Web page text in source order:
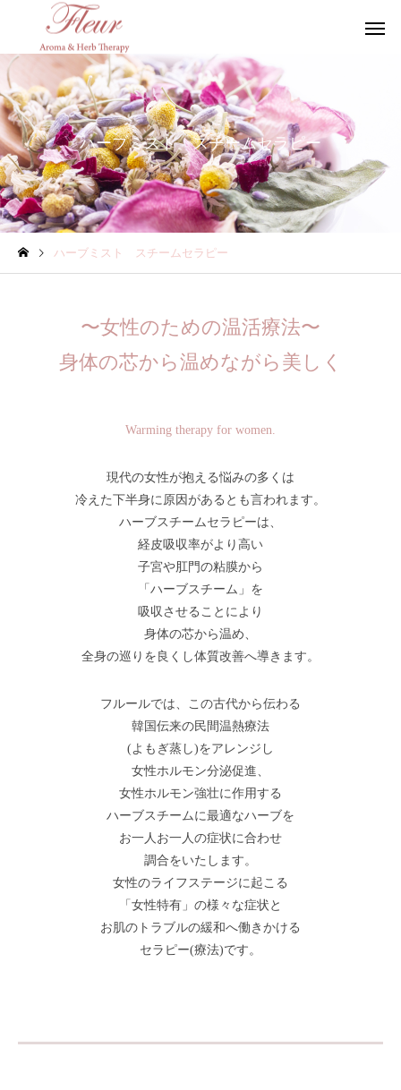
ハーブミスト スチームセラピー
ハーブミスト スチームセラピー
〜女性のための温活療法〜
身体の芯から温めながら美しく
Warming therapy for women.
現代の女性が抱える悩みの多くは
冷えた下半身に原因があるとも言われます。
ハーブスチームセラピーは、
経皮吸収率がより高い
子宮や肛門の粘膜から
「ハーブスチーム」を
吸収させることにより
身体の芯から温め、
全身の巡りを良くし体質改善へ導きます。
フルールでは、この古代から伝わる
韓国伝来の民間温熱療法
(よもぎ蒸し)をアレンジし
女性ホルモン分泌促進、
女性ホルモン強壮に作用する
ハーブスチームに最適なハーブを
お一人お一人の症状に合わせ
調合をいたします。
女性のライフステージに起こる
「女性特有」の様々な症状と
お肌のトラブルの緩和へ働きかける
セラピー(療法)です。